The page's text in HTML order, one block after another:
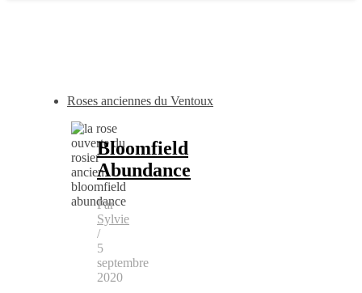
Roses anciennes du Ventoux
Bloomfield
Abundance
Par
Sylvie
/
5
septembre
2020